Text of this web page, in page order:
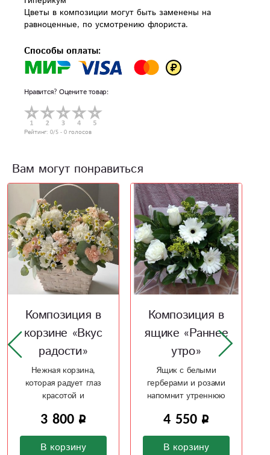
Цветы в композиции могут быть заменены на
равноценные, по усмотрению флориста.
Способы оплаты:
Нравится? Оцените товар:
Рейтинг: 0/5 - 0 голосов
Вам могут понравиться
Композиция в
ящике «Раннее
утро»
Ящик с белыми
герберами и розами
напомнит утреннюю
4 550
В корзину
К омпозиция в
корзине «От
чистого
сердца»
Корзинка из цветов
для хорошего
настроения
2 900